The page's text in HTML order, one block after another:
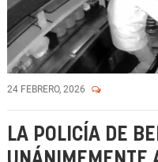
24 FEBRERO, 2026
LA POLICÍA DE